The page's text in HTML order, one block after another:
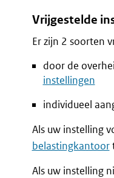
Vrijgestelde
Er zijn 2 soorten
door de
instellingen
individueel
Als uw instelling
belastingkantoor
Als uw instelling